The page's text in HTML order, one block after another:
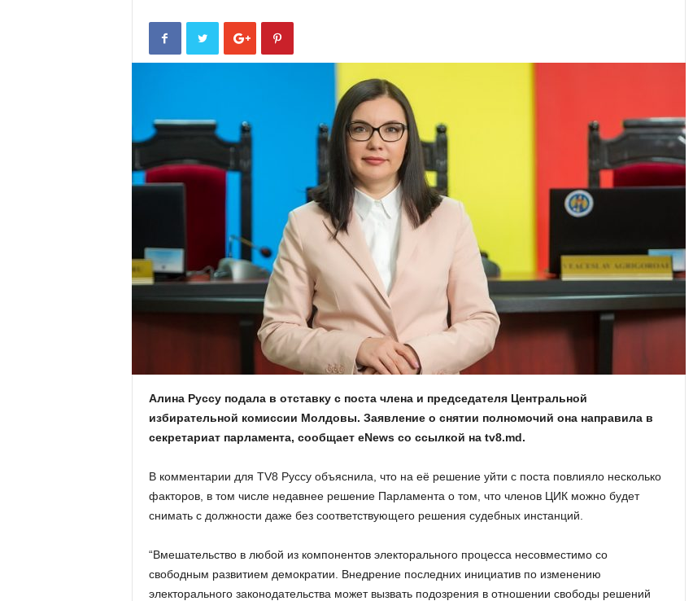
Алина Руссу подала в отставку с поста члена и председателя Центральной
избирательной комиссии Молдовы. Заявление о снятии полномочий она направила в
секретариат парламента, сообщает eNews со ссылкой на tv8.md.
В комментарии для TV8 Руссу объяснила, что на её решение уйти с поста повлияло несколько
факторов, в том числе недавнее решение Парламента о том, что членов ЦИК можно будет
снимать с должности даже без соответствующего решения судебных инстанций.
“Вмешательство в любой из компонентов электорального процесса несовместимо со
свободным развитием демократии. Внедрение последних инициатив по изменению
электорального законодательства может вызвать подозрения в отношении свободы решений